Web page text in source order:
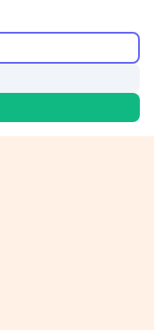
mercados,
actualizada
tu dinero y tu